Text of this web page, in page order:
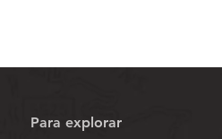
Para explorar